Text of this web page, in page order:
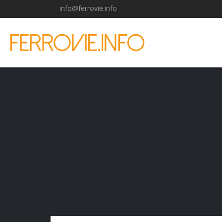
info@ferrovie.info